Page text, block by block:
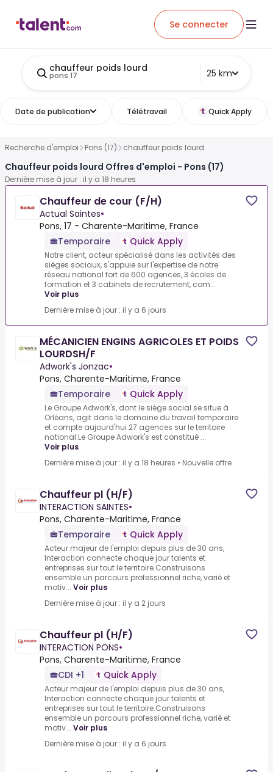
Se connecter
chauffeur poids lourd
pons 17 25 km
Date de publication Télétravail Quick Apply
Recherche d'emploi Pons (17) chauffeur poids lourd
Chauffeur poids lourd Offres d'emploi - Pons (17)
Dernière mise à jour : il y a 18 heures
Chauffeur de cour (F/H)
Actual Saintes•
Pons, 17 - Charente-Maritime, France
Temporaire
Quick Apply
Notre client, acteur spécialisé dans les activités des
sièges sociaux, s'appuie sur l'expertise de notre
réseau national fort de 600 agences, 3 écoles de
formation et 3 cabinets de recrutement, com...
Voir plus
Dernière mise à jour : il y a 6 jours
MÉCANICIEN ENGINS AGRICOLES ET POIDS
LOURDSH/F
Adwork's Jonzac•
Pons, Charente-Maritime, France
Temporaire
Quick Apply
Le Groupe Adwork's, dont le siège social se situe à
Orléans, agit dans le domaine du travail temporaire
et compte aujourd'hui 27 agences sur le territoire
national.Le Groupe Adwork's est constitué ...
Voir plus
Dernière mise à jour : il y a 18 heures • Nouvelle offre
Chauffeur pl (H/F)
INTERACTION SAINTES•
Pons, Charente-Maritime, France
Temporaire
Quick Apply
Acteur majeur de l'emploi depuis plus de 30 ans,
Interaction connecte chaque jour talents et
entreprises sur tout le territoire.Construisons
ensemble un parcours professionnel riche, varié et
motiv... Voir plus
Dernière mise à jour : il y a 2 jours
Chauffeur pl (H/F)
INTERACTION PONS•
Pons, Charente-Maritime, France
CDI +1
Quick Apply
Acteur majeur de l'emploi depuis plus de 30 ans,
Interaction connecte chaque jour talents et
entreprises sur tout le territoire.Construisons
ensemble un parcours professionnel riche, varié et
motiv... Voir plus
Dernière mise à jour : il y a 6 jours